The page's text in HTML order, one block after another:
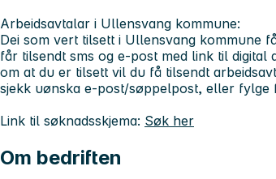
Arbeidsavtalar i Ullensvang kommune:
Dei som vert tilsett i Ullensvang kommune
får tilsendt sms og e-post med link til digital
om at du er tilsett vil du få tilsendt
sjekk uønska e-post/søppelpost, eller
Link til søknadsskjema: Søk her
Om bedriften